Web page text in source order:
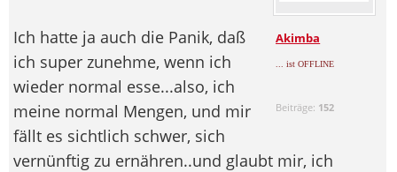
Akimba
... ist OFFLINE
Beiträge: 152
Ich hatte ja auch die Panik, daß
ich super zunehme, wenn ich
wieder normal esse...also, ich
meine normal Mengen, und mir
fällt es sichtlich schwer, sich
vernünftig zu ernähren..und glaubt mir, ich